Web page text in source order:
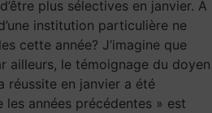
plus sélectives en janvier. À
institution particulière ne
cette année? J’imagine que
ailleurs, le témoignage du doyen
réussite en janvier a été
les années précédentes » est